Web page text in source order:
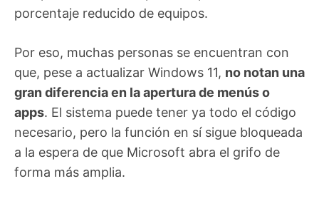
porcentaje reducido de equipos.
Por eso, muchas personas se encuentran con
que, pese a actualizar Windows 11, no notan una
gran diferencia en la apertura de menús o
apps. El sistema puede tener ya todo el código
necesario, pero la función en sí sigue bloqueada
a la espera de que Microsoft abra el grifo de
forma más amplia.